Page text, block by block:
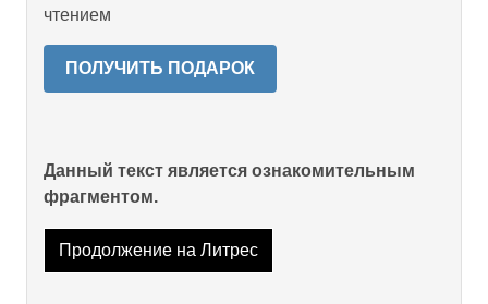
чтением
ПОЛУЧИТЬ ПОДАРОК
Данный текст является ознакомительным
фрагментом.
Продолжение на Литрес